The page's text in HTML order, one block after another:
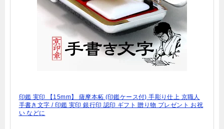
印鑑 実印 【15mm】 薩摩本柘 (印鑑ケース付) 手彫り仕上 京職人
手書き文字 / 印鑑 実印 銀行印 認印 ギフト 贈り物 プレゼント お祝
い などに